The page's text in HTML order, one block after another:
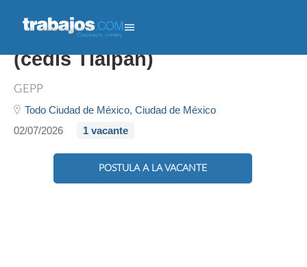
Prospectador De Clientes
(cedis Tlalpan)
GEPP
Todo Ciudad de México, Ciudad de México
02/07/2026
1 vacante
POSTULA A LA VACANTE